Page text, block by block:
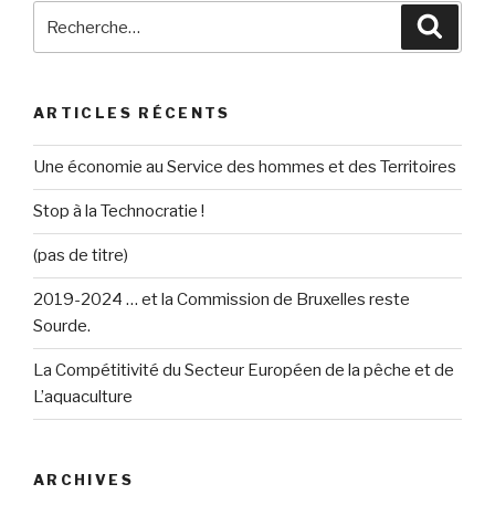
ARTICLES RÉCENTS
Une économie au Service des hommes et des Territoires
Stop à la Technocratie !
(pas de titre)
2019-2024 … et la Commission de Bruxelles reste
Sourde.
La Compétitivité du Secteur Européen de la pêche et de
L’aquaculture
ARCHIVES